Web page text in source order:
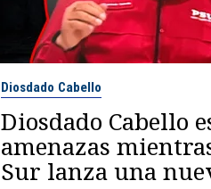
Diosdado Cabello
Diosdado Cabello
amenazas
Sur lanza una